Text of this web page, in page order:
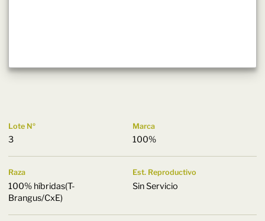
Lote Nº
3
Marca
100%
Raza
100% híbridas(T-
Brangus/CxE)
Est. Reproductivo
Sin Servicio